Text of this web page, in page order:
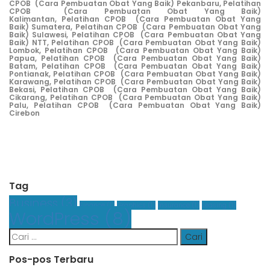
CPOB (Cara Pembuatan Obat Yang Baik) Pekanbaru, Pelatihan
CPOB (Cara Pembuatan Obat Yang Baik)
Kalimantan, Pelatihan CPOB (Cara Pembuatan Obat Yang
Baik) Sumatera, Pelatihan CPOB (Cara Pembuatan Obat Yang
Baik) Sulawesi, Pelatihan CPOB (Cara Pembuatan Obat Yang
Baik) NTT, Pelatihan CPOB (Cara Pembuatan Obat Yang Baik)
Lombok, Pelatihan CPOB (Cara Pembuatan Obat Yang Baik)
Papua, Pelatihan CPOB (Cara Pembuatan Obat Yang Baik)
Batam, Pelatihan CPOB (Cara Pembuatan Obat Yang Baik)
Pontianak, Pelatihan CPOB (Cara Pembuatan Obat Yang Baik)
Karawang, Pelatihan CPOB (Cara Pembuatan Obat Yang Baik)
Bekasi, Pelatihan CPOB (Cara Pembuatan Obat Yang Baik)
Cikarang, Pelatihan CPOB (Cara Pembuatan Obat Yang Baik)
Palu, Pelatihan CPOB (Cara Pembuatan Obat Yang Baik)
Cirebon
Tag
Business (3)
WordPress (8)
Cari
untuk:
Pos-pos Terbaru